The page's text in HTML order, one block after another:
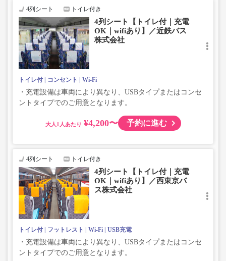
4列シート トイレ付き
4列シート【トイレ付｜充電
OK｜wifiあり】／近鉄バス
株式会社
トイレ付 コンセント Wi-Fi
・充電設備は車両により異なり、USBタイプまたはコンセ
ントタイプでのご用意となります。
大人 ¥4,200〜 予約に進む
4列シート トイレ付き
4列シート【トイレ付｜充電
OK｜wifiあり】／西東京バ
ス株式会社
トイレ付 フットレスト Wi-Fi USB充電
・充電設備は車両により異なり、USBタイプまたはコンセ
ントタイプでのご用意となります。